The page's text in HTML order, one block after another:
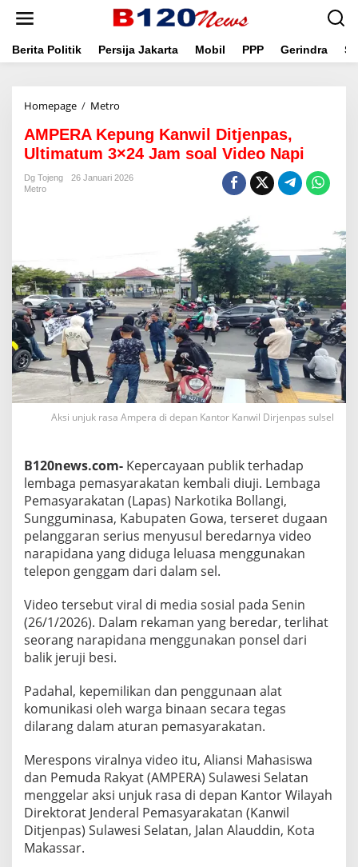
t
Berita Politik Persija Jakarta Mobil PPP Gerindra
Homepage / Metro
P
E
A
K
a
n
w
i
l
D
i
t
j
e
a
s
,
U
l
t
i
m
a
u
m
3
J
a
m
a
l
V
i
d
e
AMPERA Kepung Kanwil Ditjenpas,
Ultimatum 3×24 Jam soal Video Napi
Dg Tojeng
26 Januari 2026
Metro
Aksi unjuk rasa Ampera di depan Kantor Kanwil Dirjenpas sulsel
B120news.com- Kepercayaan publik terhadap
lembaga pemasyarakatan kembali diuji. Lembaga
Pemasyarakatan (Lapas) Narkotika Bollangi,
Sungguminasa, Kabupaten Gowa, terseret dugaan
pelanggaran serius menyusul beredarnya video
narapidana yang diduga leluasa menggunakan
telepon genggam dari dalam sel.
Video tersebut viral di media sosial pada Senin
(26/1/2026). Dalam rekaman yang beredar, terlihat
seorang narapidana menggunakan ponsel dari
balik jeruji besi.
Padahal, kepemilikan dan penggunaan alat
komunikasi oleh warga binaan secara tegas
dilarang dalam aturan pemasyarakatan.
Merespons viralnya video itu, Aliansi Mahasiswa
dan Pemuda Rakyat (AMPERA) Sulawesi Selatan
menggelar aksi unjuk rasa di depan Kantor Wilayah
Direktorat Jenderal Pemasyarakatan (Kanwil
Ditjenpas) Sulawesi Selatan, Jalan Alauddin, Kota
Makassar.